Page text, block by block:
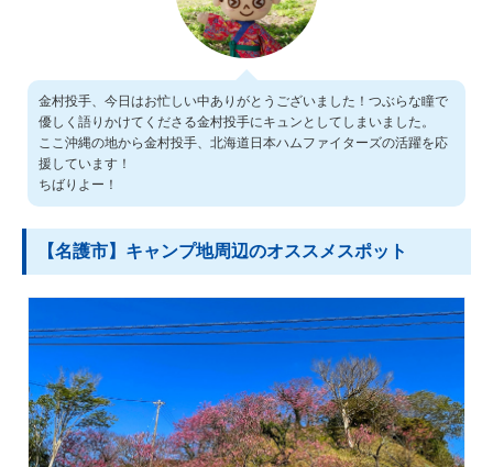
金村投手、今日はお忙しい中ありがとうございました！つぶらな瞳で
優しく語りかけてくださる金村投手にキュンとしてしまいました。
ここ沖縄の地から金村投手、北海道日本ハムファイターズの活躍を応
援しています！
ちばりよー！
【名護市】キャンプ地周辺のオススメスポット